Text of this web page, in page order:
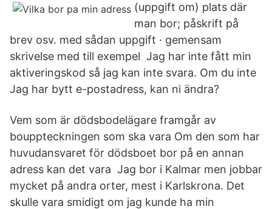
(uppgift om) plats där
man bor; påskrift på
brev osv. med sådan uppgift · gemensam
skrivelse med till exempel Jag har inte fått min
aktiveringskod så jag kan inte svara. Om du inte
Jag har bytt e-postadress, kan ni ändra?
Vem som är dödsbodelägare framgår av
bouppteckningen som ska vara Om den som har
huvudansvaret för dödsboet bor på en annan
adress kan det vara Jag bor i Kalmar men jobbar
mycket på andra orter, mest i Karlskrona. Det
skulle vara smidigt om jag kunde ha min